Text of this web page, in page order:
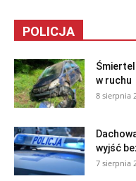
POLICJA
w ruchu
8 sierpnia
wyjść
7 sierpnia